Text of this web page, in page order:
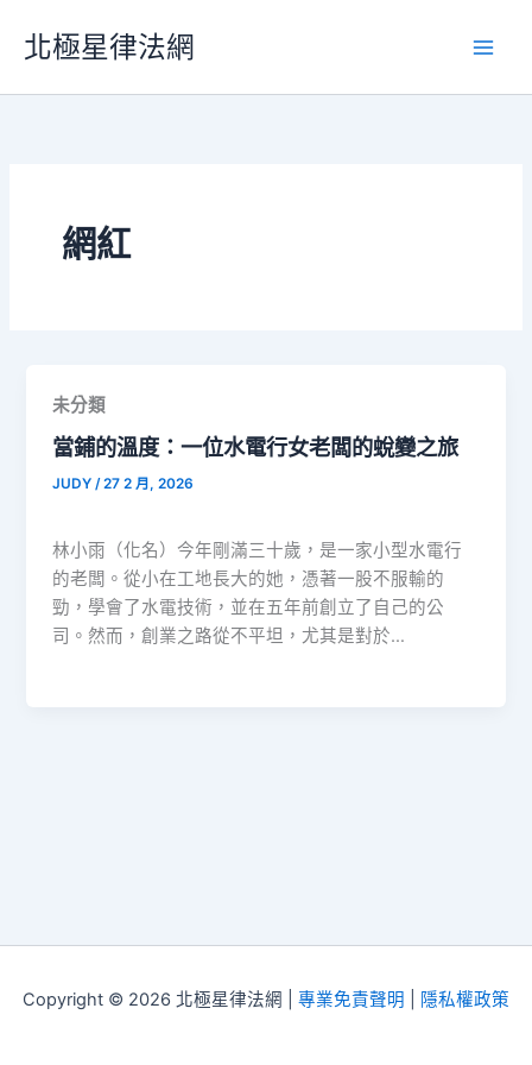
要
北極星律法網
網紅
未分類
當鋪的溫度：一位水電行女老闆的蛻變之旅
JUDY /27 2 月, 2026
林小雨（化名）今年剛滿三十歲，是一家小型水電行
的老闆。從小在工地長大的她，憑著一股不服輸的
勁，學會了水電技術，並在五年前創立了自己的公
司。然而，創業之路從不平坦，尤其是對於…
Copyright © 2026 北極星律法網 | 專業免責聲明 隱私權政策